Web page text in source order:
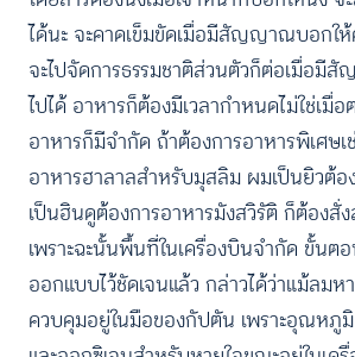
ได้นะ จะคาดเข็มขัดเมื่อมีสัญญาณบอกให้
จะไปจัดการธรรมชาติส่วนตัวก็ต่อเมื่อ
ไปได้ อาหารก็ต้องมีเวลากำหนดไม่ใช่เมื่
อาหารก็มีจำกัด ถ้าต้องการอาหารพิเศษ
อาหารฮาลาลสำหรับมุสลิม ผมเป็นยิวต้อ
เป็นฮินดูต้องการอาหารมังสวิรัติ ก็ต้องสั่
เพราะฉะนั้นพื้นที่ในเครื่องบินจำกัด ขั้นต
ออกแบบไว้ชัดเจนแล้ว กล่าวได้ว่าแม้ลม
ควบคุมอยู่ในมือของกัปตัน เพราะอุณหภู